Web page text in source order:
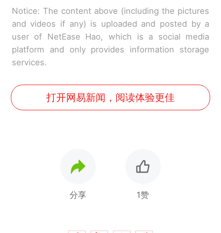
Notice: The content above (including the pictures
and videos if any) is uploaded and posted by a
user of NetEase Hao, which is a social media
platform and only provides information storage
services.
打开网易新闻，阅读体验更佳
分享 1赞